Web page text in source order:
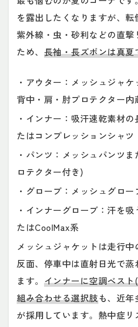
を露出したくなりますが、転
紫外線・虫・砂利などの直撃
ため、 長袖・長ズボンは真夏
・アウター：メッシュジャケ
背中・肩・肘プロテクター内
・インナー：吸汗速乾素材
たはコンプレッションシャツ
・パンツ：メッシュパンツ
ロテクター付き)
・グローブ：メッシュグロー
・インナーグローブ：汗を
たはCoolMax系
メッシュジャケットは走行中
反面、停車中は直射日光で蒸
ます。 インナーに空調ベス
組み合わせる選択肢も、近年
が採用しています。熱中症リ